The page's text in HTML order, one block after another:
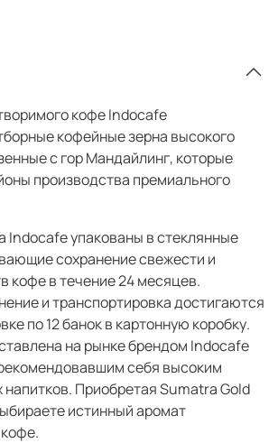
кофе Indocafe
кофейные зерна высокого
с гор Мандайлинг, которые
производства премиального
Indocafe упакованы в стеклянные
сохранение свежести и
кофе в течение 24 месяцев.
и транспортировка достигаются
по 12 банок в картонную коробку.
на рынке брендом Indocafe
себя высоким
напитков. Приобретая Sumatra Gold
истинный аромат